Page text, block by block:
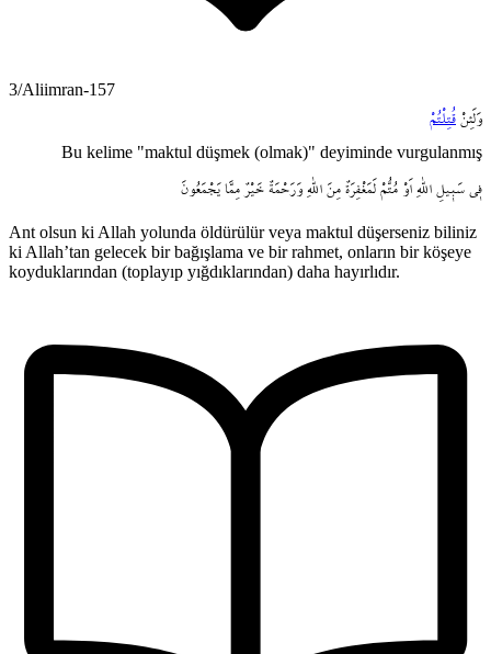
3/Aliimran-157
وَلَئِنْ قُتِلْتُمْ
Bu kelime "maktul düşmek (olmak)" deyiminde vurgulanmış
ف۪ي
سَب۪يلِ اللّٰهِ اَوْ مُتُّمْ لَمَغْفِرَةٌ مِنَ اللّٰهِ وَرَحْمَةٌ خَيْرٌ مِمَّا يَجْمَعُونَ
Ant olsun ki Allah yolunda öldürülür veya maktul düşerseniz biliniz
ki Allah’tan gelecek bir bağışlama ve bir rahmet, onların bir köşeye
koyduklarından (toplayıp yığdıklarından) daha hayırlıdır.